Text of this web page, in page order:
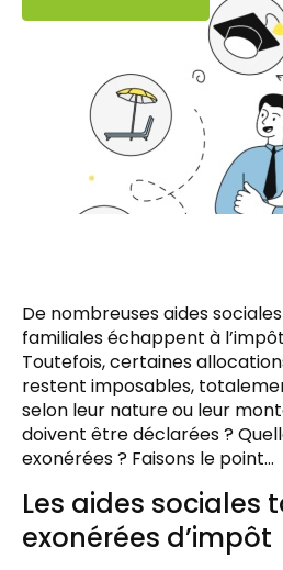
De nombreuses aides
familiales échappent à
Toutefois, certaines
restent imposables,
selon leur nature ou leur
doivent être déclarées ?
exonérées ? Faisons le point…
Les aides sociales
exonérées d’impôt